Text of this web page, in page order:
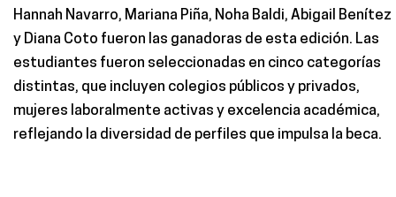
Hannah Navarro, Mariana Piña, Noha Baldi, Abigail Benítez
y Diana Coto fueron las ganadoras de esta edición. Las
estudiantes fueron seleccionadas en cinco categorías
distintas, que incluyen colegios públicos y privados,
mujeres laboralmente activas y excelencia académica,
reflejando la diversidad de perfiles que impulsa la beca.